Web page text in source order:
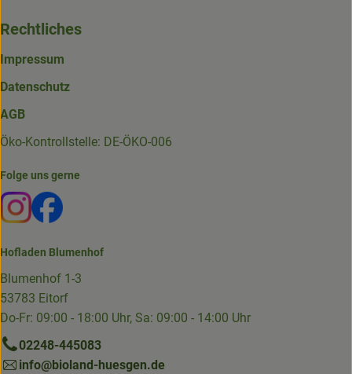
Rechtliches
Impressum
Datenschutz
AGB
Öko-Kontrollstelle: DE-ÖKO-006
Folge uns gerne
Externer Link zu https://www.instagram.com/die.hofkiste/
Externer Link zu https://www.facebook.com/p/Die-
Hofladen Blumenhof
Blumenhof 1-3
53783 Eitorf
Do-Fr: 09:00 - 18:00 Uhr, Sa: 09:00 - 14:00 Uhr
02248-445083
info@bioland-huesgen.de